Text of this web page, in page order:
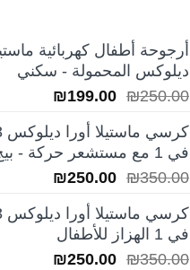
أرجوحة أطفال كهربائية
ديلوكس المحمولة - سكني
₪250.00
السعر
الأصلي
هو:
₪250.00.
₪199.00
السعر
هو:
₪199.00.
كرسي
في 1 مع مستشعر حركة - بيج
₪350.00
السعر
الأصلي
هو:
₪350.00.
₪250.00
السعر
هو:
كرسي
في 1 الهزاز للأطفال
₪350.00
السعر ₪250.00
السعر